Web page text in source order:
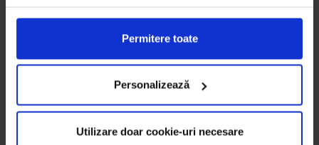
Permitere toate
Personalizează
Utilizare doar cookie-uri necesare